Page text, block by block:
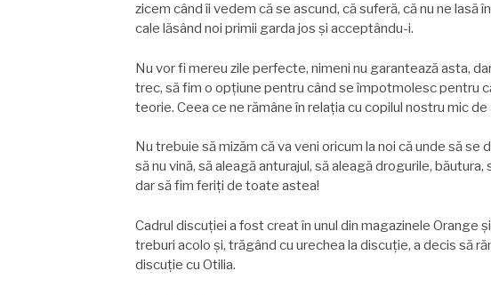
zicem când îi vedem că se ascund, că suferă, că nu ne lasă
cale lăsând noi primii garda jos şi acceptându-i.
Nu vor fi mereu zile perfecte, nimeni nu garantează asta,
trec, să fim o opțiune pentru când se împotmolesc pentru
teorie. Ceea ce ne rămâne în relația cu copilul nostru mic de
Nu trebuie să mizăm că va veni oricum la noi că unde să se
să nu vină, să aleagă anturajul, să aleagă drogurile, băutura,
dar să fim feriți de toate astea!
Cadrul discuției a fost creat în unul din magazinele Orange
treburi acolo şi, trăgând cu urechea la discuție, a decis să
discuție cu Otilia.